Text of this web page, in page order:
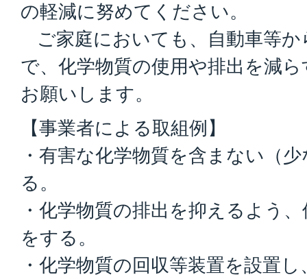
の軽減に努めてください。
ご家庭においても、自動車等
で、化学物質の使用や排出を減
お願いします。
【事業者による取組例】
・有害な化学物質を含まない（
る。
・化学物質の排出を抑えるよう
をする。
・化学物質の回収等装置を設置